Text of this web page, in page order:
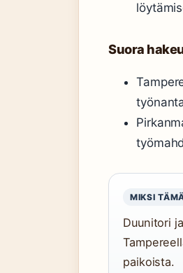
Suora
MIKSI
Duunitori
paikoista.